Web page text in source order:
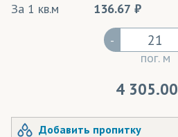
За 1 кв.м
136.67
-
пог. м
4 305.00
Добавить пропитку